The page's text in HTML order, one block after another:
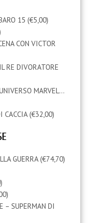
15 (€5,00)
CON VICTOR
RE DIVORATORE
MARVEL…
CACCIA (€32,00)
GUERRA (€74,70)
– SUPERMAN DI